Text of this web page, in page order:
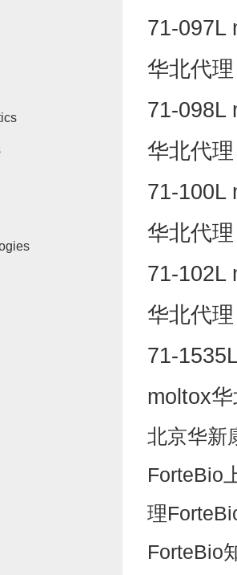
71-097L
华北代
71-098L
华北代
71-100L
华北代
71-102L
华北代
71-
moltox
北京华新
ForteBio
理
ForteBio